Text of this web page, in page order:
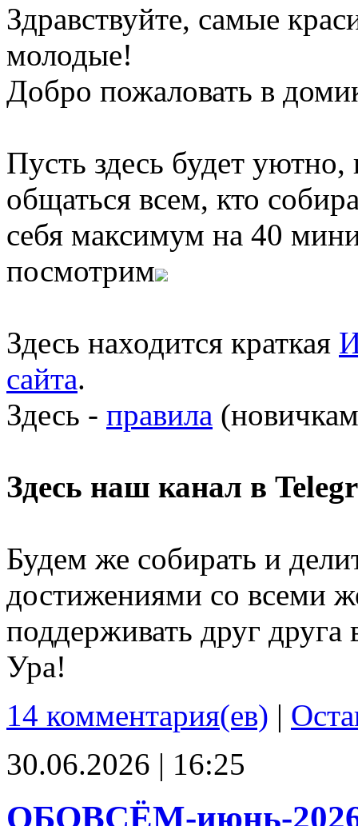
Здравствуйте, самые
молодые!
Добро пожаловать в
Пусть здесь будет
общаться всем, кто
себя максимум на 40
посмотрим
Здесь находится краткая
сайта.
Здесь - правила
Здесь наш канал в
Будем же собирать и
достижениями со всеми
поддерживать друг
Ура!
14 комментария(ев) |
30.06.2026 | 16:25
ОБОВСЁМ-июнь-